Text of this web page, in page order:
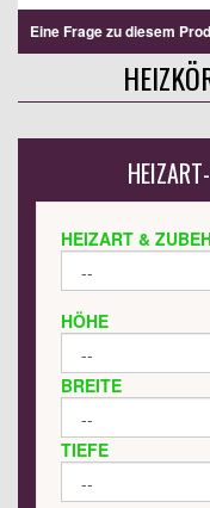
Eine Frage zu diesem
HEIZART &
HÖHE
BREITE
TIEFE